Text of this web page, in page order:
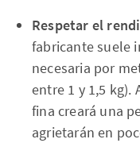
Respetar el
fabricante suele
necesaria por
entre 1 y 1,5 kg).
fina creará una
agrietarán en